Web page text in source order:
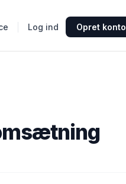
Log ind Opret konto